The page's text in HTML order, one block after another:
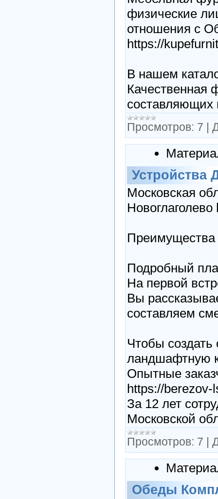
физические
отношения с
https://
В нашем
Качественная
составляющих
Просмотров: 7 |
Устройства
Московская
Преимущества
Подробный
На первой
Вы
составляем
Чтобы создать
ландшафтную
Опытные
https://berezov-
За 12 лет
Московской
Просмотров: 7 |
Обеды